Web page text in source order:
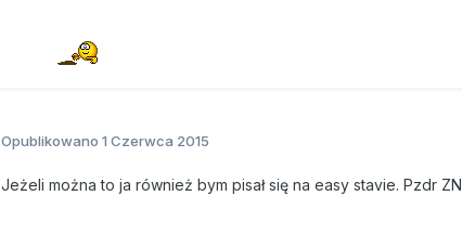
Opublikowano 1 Czerwca 2015
Jeżeli można to ja również bym pisał się na easy stavie. Pzdr ZN